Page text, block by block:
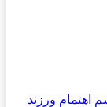
اهتمام ورزند